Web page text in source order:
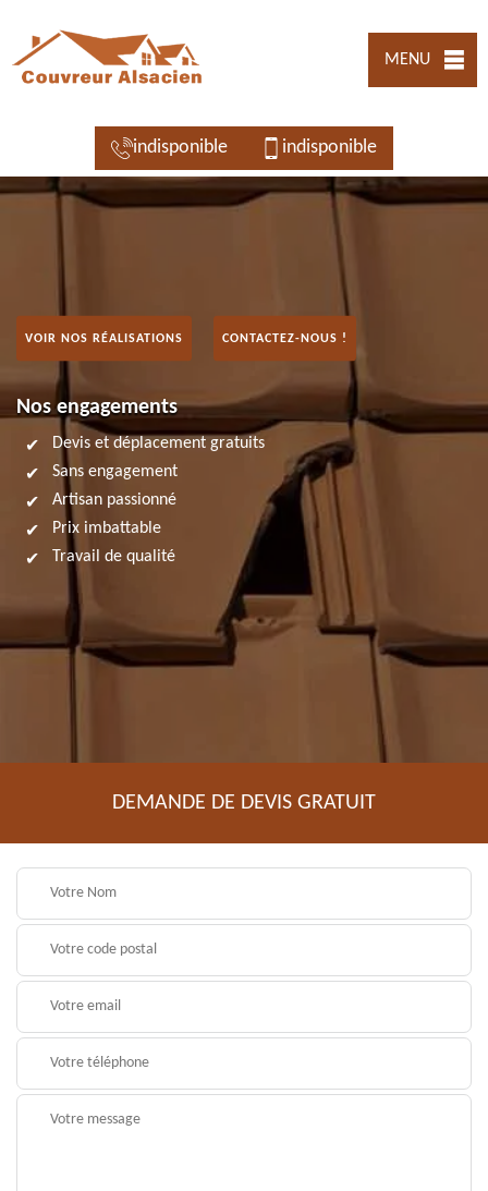
MENU
indisponible indisponible
VOIR NOS RÉALISATIONS CONTACTEZ-NOUS !
Nos engagements
Devis et déplacement gratuits
Sans engagement
Artisan passionné
Prix imbattable
Travail de qualité
DEMANDE DE DEVIS GRATUIT